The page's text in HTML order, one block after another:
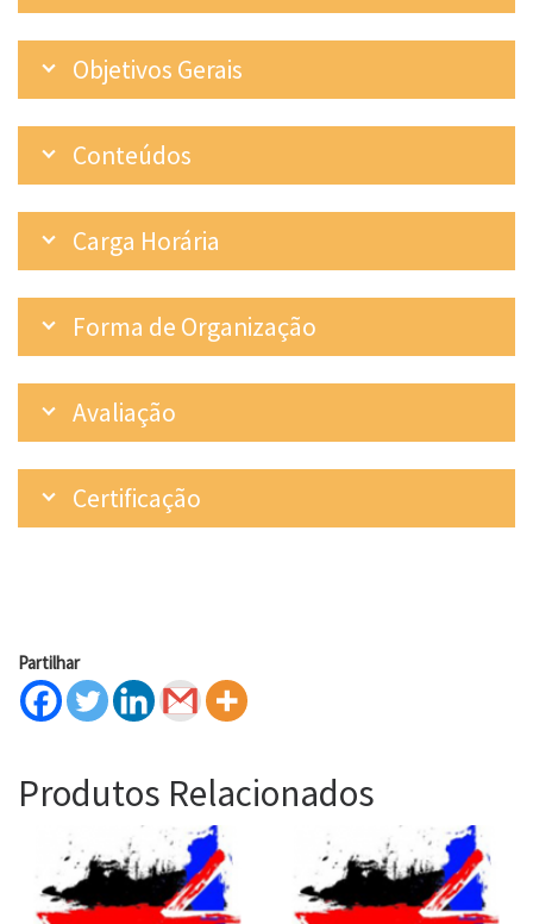
Objetivos Gerais
Conteúdos
Carga Horária
Forma de Organização
Avaliação
Certificação
Partilhar
Produtos Relacionados